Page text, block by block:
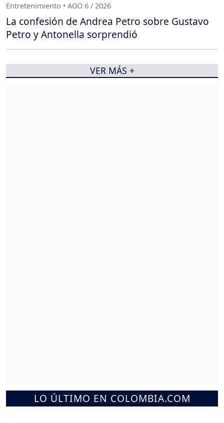
LO ÚLTIMO EN COLOMBIA.COM
Entretenimiento • AGO 6 / 2026
La confesión de Andrea Petro sobre Gustavo
Petro y Antonella sorprendió
VER MÁS +